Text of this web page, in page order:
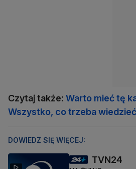
Czytaj także: Warto mieć tę
Wszystko, co trzeba wiedzieć
DOWIEDZ SIĘ WIĘCEJ:
TVN24